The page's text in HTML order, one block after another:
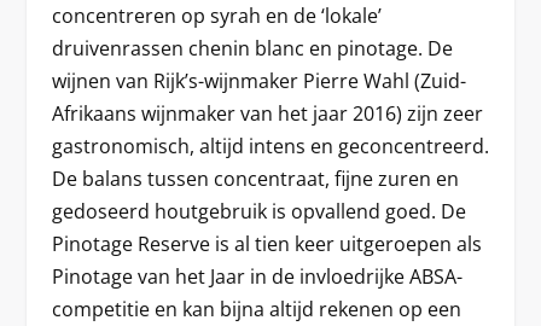
concentreren op syrah en de ‘lokale’
druivenrassen chenin blanc en pinotage. De
wijnen van Rijk’s-wijnmaker Pierre Wahl (Zuid-
Afrikaans wijnmaker van het jaar 2016) zijn zeer
gastronomisch, altijd intens en geconcentreerd.
De balans tussen concentraat, fijne zuren en
gedoseerd houtgebruik is opvallend goed. De
Pinotage Reserve is al tien keer uitgeroepen als
Pinotage van het Jaar in de invloedrijke ABSA-
competitie en kan bijna altijd rekenen op een